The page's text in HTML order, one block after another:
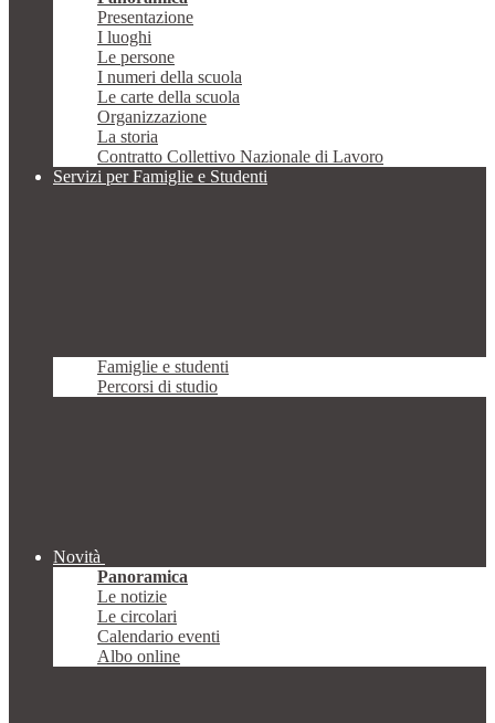
Presentazione
I luoghi
Le persone
I numeri della scuola
Le carte della scuola
Organizzazione
La storia
Contratto Collettivo Nazionale di Lavoro
Servizi per Famiglie e Studenti
Famiglie e studenti
Percorsi di studio
Novità
Panoramica
Le notizie
Le circolari
Calendario eventi
Albo online